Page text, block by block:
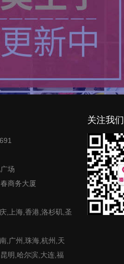
场
商务大厦
,上海,香港,洛杉矶,圣
,广州,珠海,杭州,天
明,哈尔滨,大连,福
关注我们